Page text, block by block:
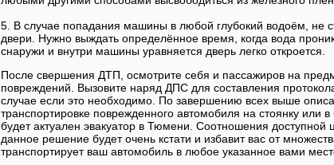
5. В случае попадания машины в любой глубокий водоём, не
двери. Нужно выждать определённое время, когда вода
снаружи и внутри машины уравняется дверь легко откроется.
После свершения ДТП, осмотрите себя и пассажиров на
повреждений. Вызовите наряд ДПС для составления
случае если это необходимо. По завершению всех выше
транспортировке поврежденного автомобиля на стоянку или
будет актуален эвакуатор в Тюмени. Соотношения доступной
данное решение будет очень кстати и избавит вас от
транспортирует ваш автомобиль в любое указанное вами